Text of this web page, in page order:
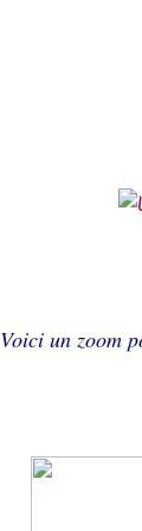
Voici un zoom